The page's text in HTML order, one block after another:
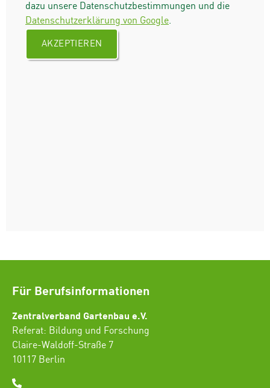
dazu unsere Datenschutzbestimmungen und die
Datenschutzerklärung von Google.
AKZEPTIEREN
Für Berufsinformationen
Zentralverband Gartenbau e.V.
Referat: Bildung und Forschung
Claire-Waldoff-Straße 7
10117 Berlin